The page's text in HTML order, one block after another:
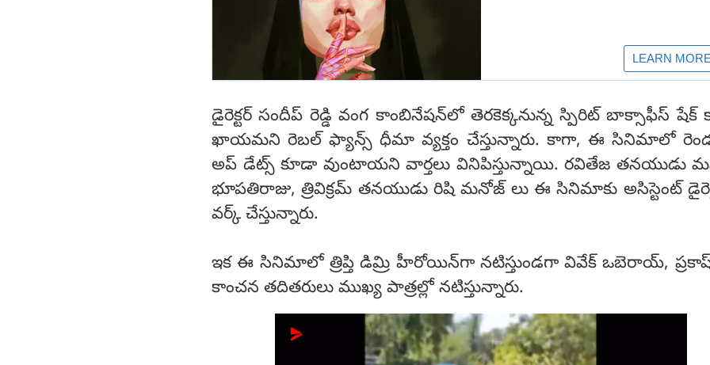
డైరెక్టర్ సందీప్ రెడ్డి వంగ కాంబినేషన్‌లో తెరకెక్కనున్న స్పిరిట్ బాక్సాఫీస్ షేక్
ఖాయమని రెబల్ ఫ్యాన్స్ ధీమా వ్యక్తం చేస్తున్నారు. కాగా, ఈ సినిమాలో
అప్ డేట్స్ కూడా వుంటాయని వార్తలు వినిపిస్తున్నాయి. రవితేజ తనయుడు
భూపతిరాజు, త్రివిక్రమ్ తనయుడు రిషి మనోజ్ లు ఈ సినిమాకు అసిస్టెంట్
వర్క్ చేస్తున్నారు.
ఇక ఈ సినిమాలో త్రిప్తి డిమ్రి హీరోయిన్‌గా నటిస్తుండగా వివేక్ ఒబెరాయ్,
కాంచన తదితరులు ముఖ్య పాత్రల్లో నటిస్తున్నారు.